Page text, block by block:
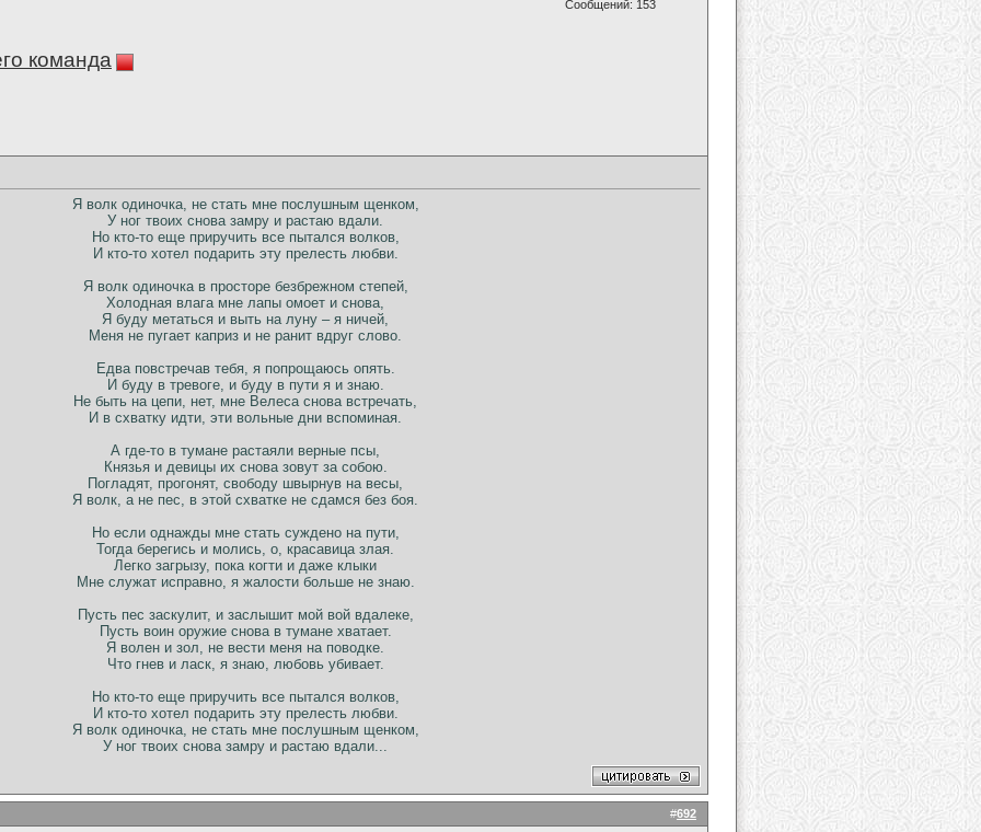
команда
Сообщений: 153
Я волк одиночка, не стать мне послушным щенком,
У ног твоих снова замру и растаю вдали.
Но кто-то еще приручить все пытался волков,
И кто-то хотел подарить эту прелесть любви.
Я волк одиночка в просторе безбрежном степей,
Холодная влага мне лапы омоет и снова,
Я буду метаться и выть на луну – я ничей,
Меня не пугает каприз и не ранит вдруг слово.
Едва повстречав тебя, я попрощаюсь опять.
И буду в тревоге, и буду в пути я и знаю.
Не быть на цепи, нет, мне Велеса снова встречать,
И в схватку идти, эти вольные дни вспоминая.
А где-то в тумане растаяли верные псы,
Князья и девицы их снова зовут за собою.
Погладят, прогонят, свободу швырнув на весы,
Я волк, а не пес, в этой схватке не сдамся без боя.
Но если однажды мне стать суждено на пути,
Тогда берегись и молись, о, красавица злая.
Легко загрызу, пока когти и даже клыки
Мне служат исправно, я жалости больше не знаю.
Пусть пес заскулит, и заслышит мой вой вдалеке,
Пусть воин оружие снова в тумане хватает.
Я волен и зол, не вести меня на поводке.
Что гнев и ласк, я знаю, любовь убивает.
Но кто-то еще приручить все пытался волков,
И кто-то хотел подарить эту прелесть любви.
Я волк одиночка, не стать мне послушным щенком,
У ног твоих снова замру и растаю вдали...
#692